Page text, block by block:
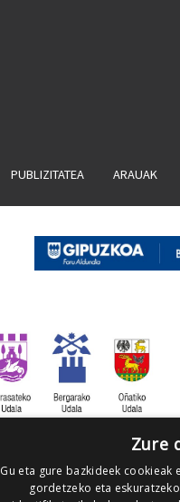
PUBLIZITATEA ARAUAK
Zure
Gu eta gure bazkideek
gordetzeko eta